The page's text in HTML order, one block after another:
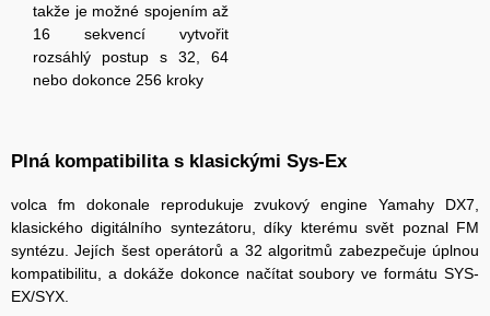
takže je možné spojením až
16 sekvencí vytvořit
rozsáhlý postup s 32, 64
nebo dokonce 256 kroky
Plná kompatibilita s klasickými Sys-Ex
volca fm dokonale reprodukuje zvukový engine Yamahy DX7,
klasického digitálního syntezátoru, díky kterému svět poznal FM
syntézu. Jejích šest operátorů a 32 algoritmů zabezpečuje úplnou
kompatibilitu, a dokáže dokonce načítat soubory ve formátu SYS-
EX/SYX.